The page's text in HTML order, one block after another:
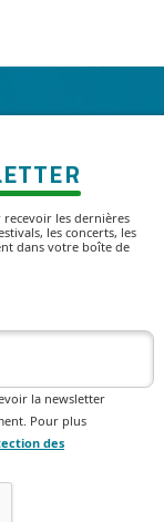
les dernières
les concerts, les
dans votre boîte de
la newsletter
Pour plus
des